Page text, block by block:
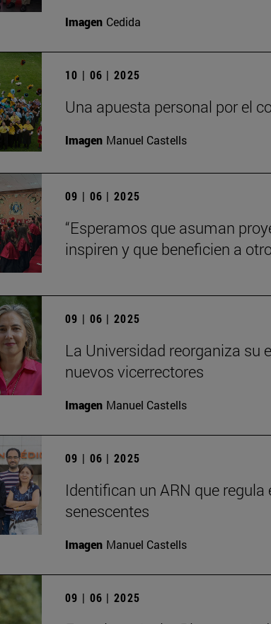
Imagen Cedida
10 | 06 | 2025
Una apuesta personal por el
Imagen Manuel Castells
09 | 06 | 2025
“Esperamos que asuman
inspiren y que beneficien a
09 | 06 | 2025
La Universidad reorganiza su
nuevos vicerrectores
Imagen Manuel Castells
09 | 06 | 2025
Identifican un ARN que
senescentes
Imagen Manuel Castells
09 | 06 | 2025